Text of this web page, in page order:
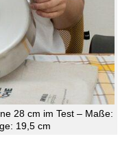
28 cm im Test – Maße:
19,5 cm